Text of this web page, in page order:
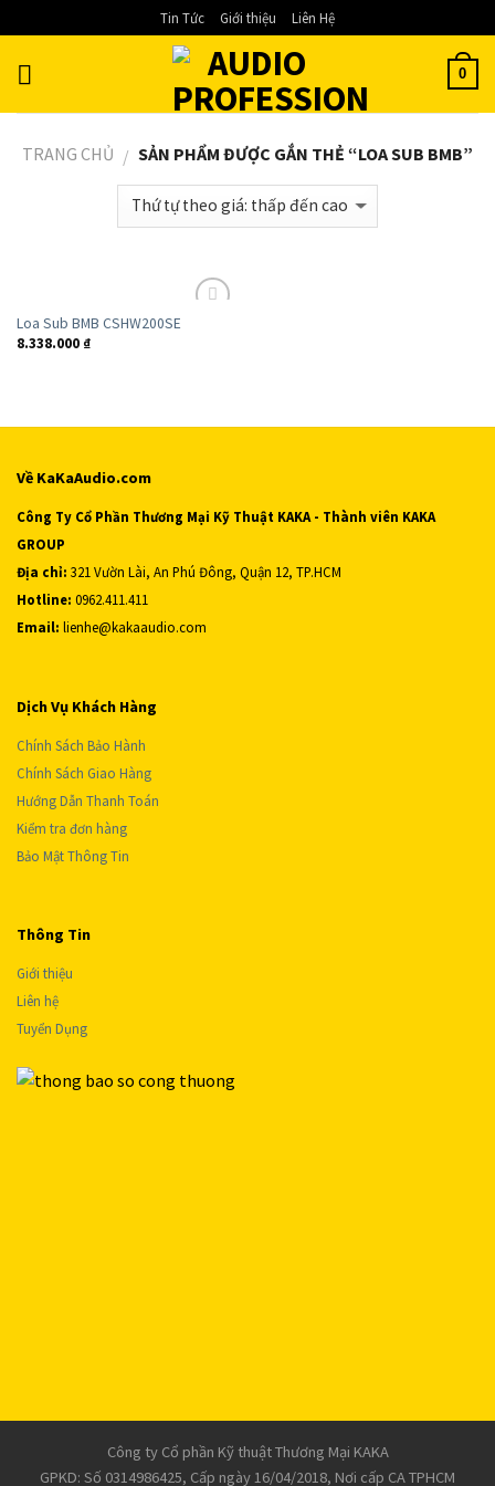
to
content
Tin Tức Giới thiệu Liên Hệ
0
TRANG CHỦ / SẢN PHẨM ĐƯỢC GẮN THẺ “LOA SUB BMB”
Loa Sub BMB CSHW200SE
8.338.000 ₫
Về KaKaAudio.com
Công Ty Cổ Phần Thương Mại Kỹ Thuật KAKA - Thành viên KAKA
GROUP
Địa chỉ: 321 Vườn Lài, An Phú Đông, Quận 12, TP.HCM
Hotline: 0962.411.411
Email: lienhe@kakaaudio.com
Dịch Vụ Khách Hàng
Chính Sách Bảo Hành
Chính Sách Giao Hàng
Hướng Dẫn Thanh Toán
Kiểm tra đơn hàng
Bảo Mật Thông Tin
Thông Tin
Giới thiệu
Liên hệ
Tuyển Dụng
Công ty Cổ phần Kỹ thuật Thương Mại KAKA
GPKD: Số 0314986425, Cấp ngày 16/04/2018, Nơi cấp CA TPHCM